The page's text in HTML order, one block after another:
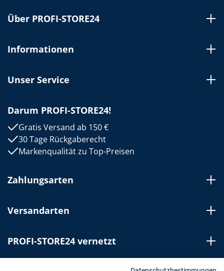
Über PROFI-STORE24
Informationen
Unser Service
Darum PROFI-STORE24!
Gratis Versand ab 150 €
30 Tage Rückgaberecht
Markenqualität zu Top-Preisen
Zahlungsarten
Versandarten
PROFI-STORE24 vernetzt